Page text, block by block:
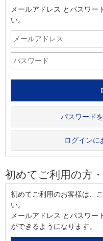
メールアドレス とパスワー
い。
パスワード
ログインに
初めてご利用の方
初めてご利用のお客様は、
い。
メールアドレス とパスワー
ができるようになります。